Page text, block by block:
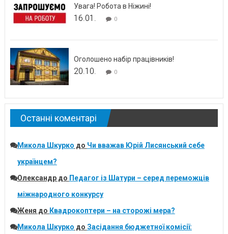
Увага! Робота в Ніжині!
16.01. 0
Оголошено набір працівників!
20.10. 0
Останні коментарі
Микола Шкурко до Чи вважав Юрій Лисянський себе
українцем?
Олександрдо Педагог із Шатури – серед переможців
міжнародного конкурсу
Женя до Квадрокоптери – на сторожі мера?
Микола Шкурко до Засідання бюджетної комісії: